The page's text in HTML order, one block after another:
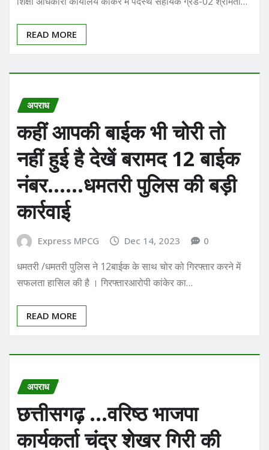
READ MORE
अपराध
कहीं आपकी बाईक भी चोरी तो
नहीं हुई है देखें बरामद 12 बाईक
नंबर……धमतरी पुलिस की बड़ी
कार्रवाई
Express MPCG Dec 14, 2023 0
धमतरी /धमतरी पुलिस ने 12बाईक के साथ चोर को गिरफ्तार करने में
सफलता हासिल की है । गिरफ्तारआरोपी कांकेर का…
READ MORE
अपराध
छत्तीसगढ़ …वरिष्ठ भाजपा
कार्यकर्ता चंद्र शेखर गिरी की